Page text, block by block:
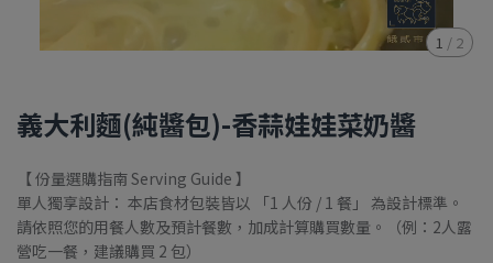
1 / 2
義大利麵(純醬包)-香蒜娃娃菜奶醬
【 份量選購指南 Serving Guide 】
單人獨享設計： 本店食材包裝皆以 「1 人份 / 1 餐」 為設計標準。
請依照您的用餐人數及預計餐數，加成計算購買數量。（例：2人露
營吃一餐，建議購買 2 包）